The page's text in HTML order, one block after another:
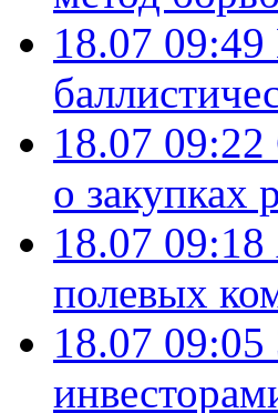
18.07 09:49
18.07 09:22
о закупках
18.07 09:18
полевых
18.07 09:05